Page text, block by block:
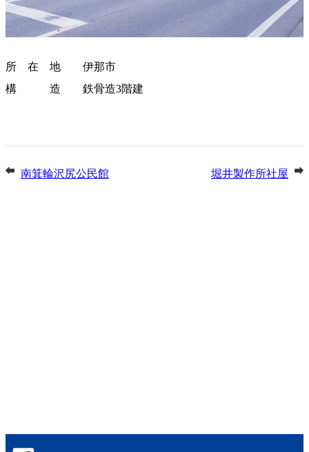
所 在 地 伊那市
構 造 鉄骨造3階建
南箕輪沢尻公民館 堀井製作所社屋